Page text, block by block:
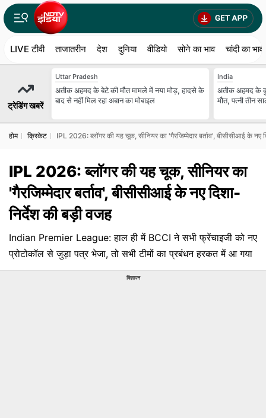
LIVE टीवी ताजातरीन देश दुनिया वीडियो सोने का भाव चांदी का भाव
ट्रेडिंग खबरें
Uttar Pradesh
अतीक अहमद के बेटे की मौत मामले में नया मोड़, हादसे के
बाद से नहीं मिल रहा अबान का मोबाइल
India
अतीक अहमद के
मौत, पत्नी तीन
होम क्रिकेट IPL 2026: ब्लॉगर की यह चूक, सीनियर का 'गैरजिम्मेदार बर्ताव', बीसीसीआई के नए
IPL 2026: ब्लॉगर की यह चूक, सीनियर का
'गैरजिम्मेदार बर्ताव', बीसीसीआई के नए दिशा-
निर्देश की बड़ी वजह
Indian Premier League: हाल ही में BCCI ने सभी फ्रेंचाइजी को नए
प्रोटोकॉल से जुड़ा पत्र भेजा, तो सभी टीमों का प्रबंधन हरकत में आ गया
विज्ञापन